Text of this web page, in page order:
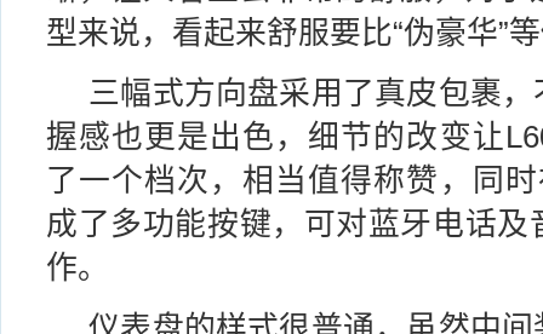
型来说，看起来舒服要比“伪豪华”
三幅式方向盘采用了真皮包裹
握感也更是出色，细节的改变让
了一个档次，相当值得称赞，同
成了多功能按键，可对蓝牙电话
作。